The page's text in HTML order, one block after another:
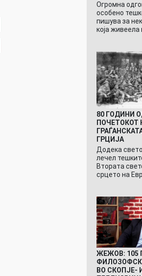
Огромна
особено
пишува за
која живеела
80 ГОДИНИ
ПОЧЕТОКОТ
ГРЦИЈА
Додека
лечел
Втората
срцето на
ЖЕЖОВ: 105
ВО СКОПЈЕ-